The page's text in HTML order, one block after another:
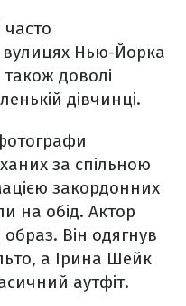
Нью-Йорка
також доволі
дівчинці.
за спільною
закордонних
на обід. Актор
Він одягнув
а Ірина Шейк
аутфіт.